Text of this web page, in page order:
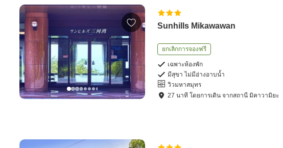
Sunhills Mikawawan
ยกเลิกการจองฟรี
เฉพาะห้องพัก
มีสุขา ไม่มีอ่างอาบน้ำ
วิวมหาสมุทร
27 นาที โดยการเดิน จากสถานี มิคาวามิยะ